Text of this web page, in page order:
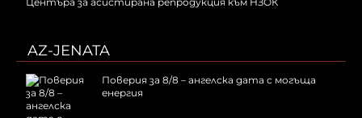
AZ-JENATA
Поверия за 8/8 – ангелска дата с могъща
енергия